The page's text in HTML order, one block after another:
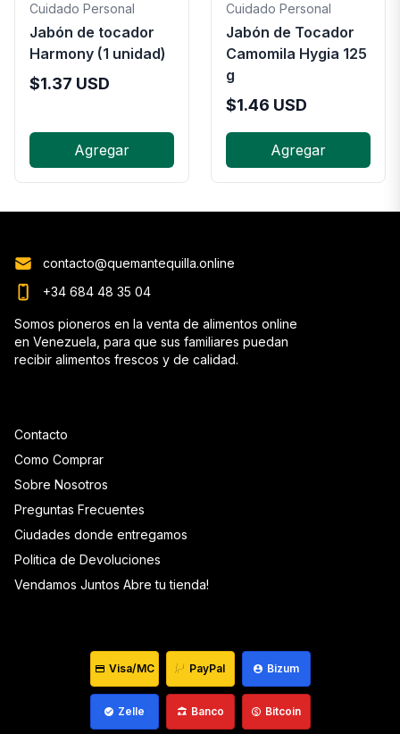
Cuidado Personal
Jabón de tocador
Harmony (1 unidad)
$1.37 USD
Agregar
Cuidado Personal
Jabón de Tocador
Camomila Hygia 125
g
$1.46 USD
Agregar
Contacto
Como Comprar
Sobre Nosotros
Preguntas Frecuentes
Ciudades donde entregamos
Politica de Devoluciones
Vendamos Juntos Abre tu tienda!
contacto@quemantequilla.online
+34 684 48 35 04
Somos pioneros en la venta de alimentos online
en Venezuela, para que sus familiares puedan
recibir alimentos frescos y de calidad.
Visa/MC PayPal Bizum
Zelle Banco Bitcoin